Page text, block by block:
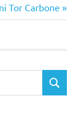
Tor Carbone
CERCA